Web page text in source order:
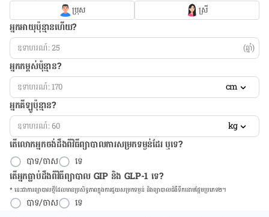
ប្រុស ស្រី
អ្នកអាយុប៉ុន្មានហើយ?
(ឆ្នាំ)
អ្នកកម្ពស់ប៉ុន្មាន?
cm
អ្នកគីឡូប៉ុន្មាន?
kg
តើលោកអ្នកចង់ដឹង​ពីវិធីព្យាបាលការសម្រកទម្ងន់ដែរ ឬទេ?
បាទ/ចាស
ទេ
តើអ្នកធ្លាប់ដឹងពីវិធីព្យាបាល GIP និង GLP-1 ទេ?
* នេះ​ជា​ការ​ព្យា​បាល​ថ្មីដែល​​មាន​ប្រសិទ្ធ​ភាព​ក្នុង​ការ​ជួយ​សម្រក​ទម្ងន់ និង​ព្យា​បាល​ជំ​ងឺ​ទឹក​នោម​ផ្អែម​ប្រភេទ២។
បាទ/ចាស ទេ